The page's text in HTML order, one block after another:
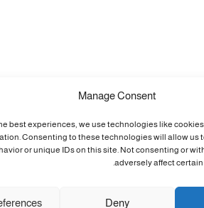
Manage Consent
best experiences, we use technologies like
Consenting to these technologies will allow us
or unique IDs on this site. Not consenting or
adversely affect
Deny